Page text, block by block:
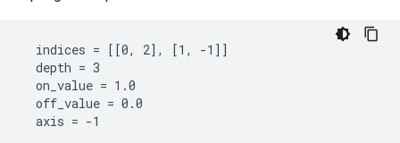
  indices = [[0, 2], [1, -1]]
  depth = 3
  on_value = 1.0
  off_value = 0.0
  axis = -1